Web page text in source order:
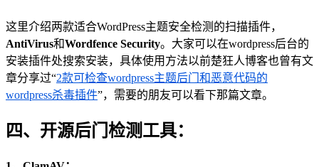
这里介绍两款适合WordPress主题安全检测的扫描插件，
AntiVirus和Wordfence Security。大家可以在wordpress后台的
安装插件处搜索安装，具体使用方法以前楚狂人博客也曾有文
章分享过“2款可检查wordpress主题后门和恶意代码的
wordpress杀毒插件”，需要的朋友可以看下那篇文章。
四、开源后门检测工具：